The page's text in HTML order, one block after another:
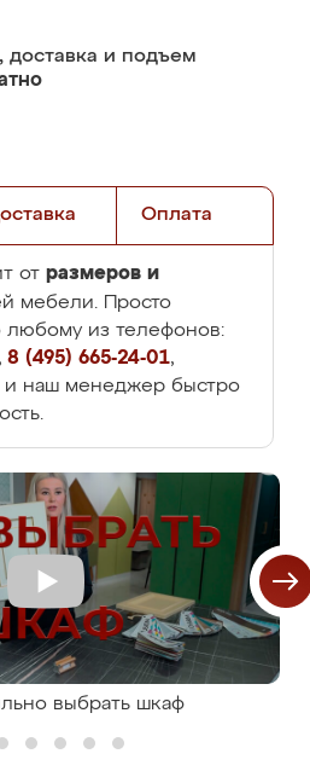
доставка и подъем
Оплата
от размеров и
мебели. Просто
любому из телефонов:
, 8 (495) 665-24-01,
и наш менеджер быстро
выбрать шкаф